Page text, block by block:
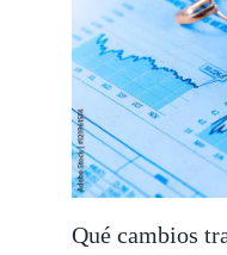
Qué cambios